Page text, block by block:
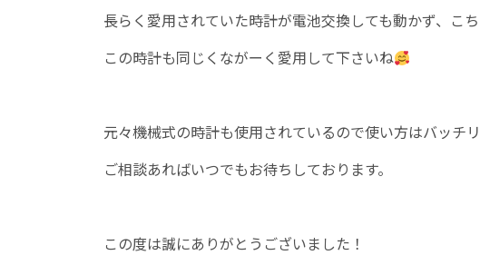
長らく愛用されていた時計が電池交換しても動かず、こ
この時計も同じくながーく愛用して下さいね
元々機械式の時計も使用されているので使い方はバッチ
ご相談あればいつでもお待ちしております。
この度は誠にありがとうございました！